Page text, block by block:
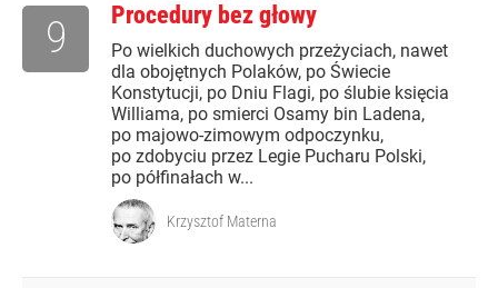
Procedury bez głowy
Po wielkich duchowych przeżyciach, nawet
dla obojętnych Polaków, po Świecie
Konstytucji, po Dniu Flagi, po ślubie księcia
Williama, po smierci Osamy bin Ladena,
po majowo-zimowym odpoczynku,
po zdobyciu przez Legie Pucharu Polski,
po półfinałach w...
9
Krzysztof Materna